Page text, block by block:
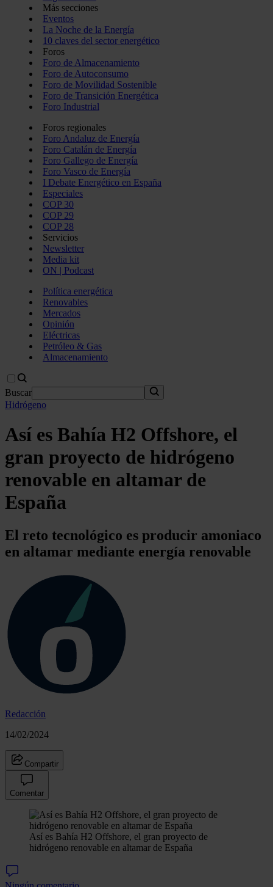
Más secciones
Eventos
La Noche de la Energía
10 claves del sector energético
Foros
Foro de Almacenamiento
Foro de Autoconsumo
Foro de Movilidad Sostenible
Foro de Transición Energética
Foro Industrial
Foros regionales
Foro Andaluz de Energía
Foro Catalán de Energía
Foro Gallego de Energía
Foro Vasco de Energía
I Debate Energético en España
Especiales
COP 30
COP 29
COP 28
Servicios
Newsletter
Media kit
ON | Podcast
Política energética
Renovables
Mercados
Opinión
Eléctricas
Petróleo & Gas
Almacenamiento
Buscar
Hidrógeno
Así es Bahía H2 Offshore, el
gran proyecto de hidrógeno
renovable en altamar de
España
El reto tecnológico es producir amoniaco
en altamar mediante energía renovable
Redacción
14/02/2024
Compartir
Comentar
Así es Bahía H2 Offshore, el gran proyecto de
hidrógeno renovable en altamar de España